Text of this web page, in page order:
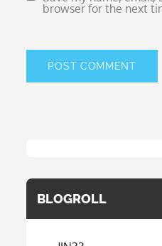
browser for the next
BLOGROLL